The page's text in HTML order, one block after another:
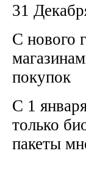
31
С нового
покупок
С 1
только
пакеты